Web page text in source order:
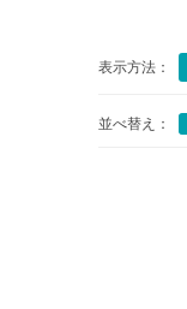
表示方法：
並べ替え：